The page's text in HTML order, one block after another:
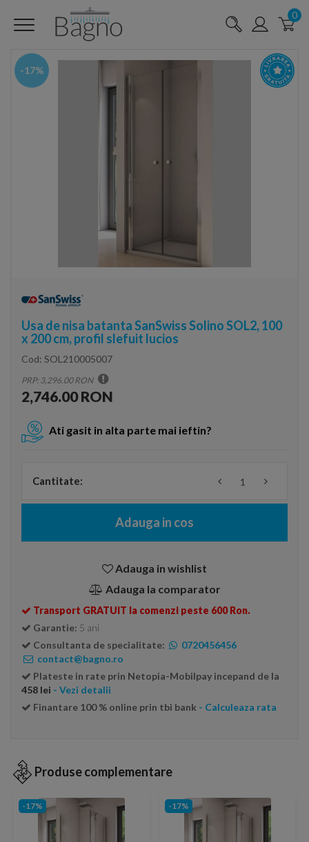
0
-17%
Usa de nisa batanta SanSwiss Solino SOL2, 100
x 200 cm, profil slefuit lucios
Cod: SOL210005007
PRP: 3,296.00 RON
2,746.00 RON
Ati gasit in alta parte mai ieftin?
Cantitate:
Adauga in cos
Adauga in wishlist
Adauga la comparator
Transport GRATUIT la comenzi peste 600 Ron.
Garantie: 5 ani
Consultanta de specialitate:
0720456456
contact@bagno.ro
Plateste in rate prin Netopia-Mobilpay incepand de la
458 lei - Vezi detalii
Finantare 100 % online prin tbi bank - Calculeaza rata
Produse complementare
-17% -17%